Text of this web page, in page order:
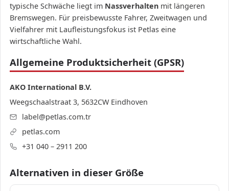
typische Schwäche liegt im Nassverhalten mit längeren
Bremswegen. Für preisbewusste Fahrer, Zweitwagen und
Vielfahrer mit Laufleistungsfokus ist Petlas eine
wirtschaftliche Wahl.
Allgemeine Produktsicherheit (GPSR)
AKO International B.V.
Weegschaalstraat 3, 5632CW Eindhoven
label@petlas.com.tr
petlas.com
+31 040 – 2911 200
Alternativen in dieser Größe